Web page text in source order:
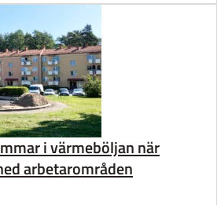
i värmeböljan när
arbetarområden